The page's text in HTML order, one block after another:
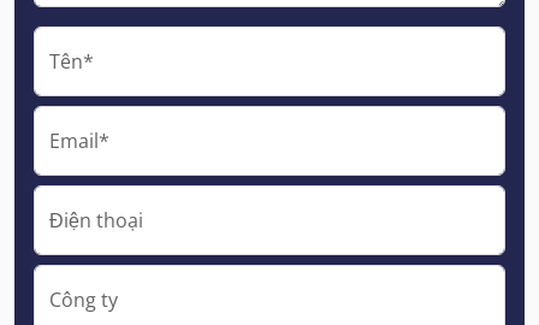
Tên*
Email*
Điện thoại
Công ty